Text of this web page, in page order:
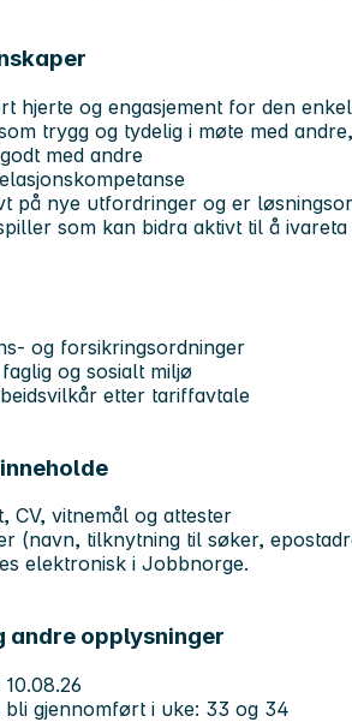
hjerte og engasjement for den
trygg og tydelig i møte med
med andre
på nye utfordringer og er
som kan bidra aktivt til å ivareta
og forsikringsordninger
og sosialt miljø
etter tariffavtale
CV, vitnemål og attester
(navn, tilknytning til søker,
elektronisk i Jobbnorge.
andre opplysninger
gjennomført i uke: 33 og 34